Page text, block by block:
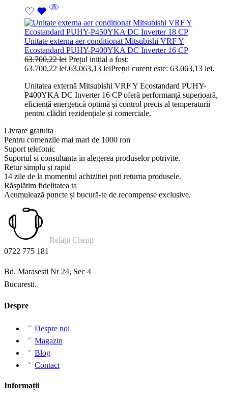
Unitate externa aer conditionat Mitsubishi VRF Y
Ecostandard PUHY-P400YKA DC Inverter 16 CP
63.700,22lei Prețul inițial a fost:
63.700,22 lei.63.063,13 leiPrețul curent este: 63.063,13 lei.
Unitatea externă Mitsubishi VRF Y Ecostandard PUHY-
P400YKA DC Inverter 16 CP oferă performanță superioară,
eficiență energetică optimă și control precis al temperaturii
pentru clădiri rezidențiale și comerciale.
Livrare gratuita
Pentru comenzile mai mari de 1000 ron
Suport telefonic
Suportul si consultanta in alegerea produselor potrivite.
Retur simplu și rapid
14 zile de la momentul achizitiei poti returna produsele.
Răsplătim fidelitatea ta
Acumulează puncte și bucură-te de recompense exclusive.
Relații Clienți
0722 775 181
Bd. Marasesti Nr 24, Sec 4
Bucuresti.
Despre
Despre noi
Magazin
Blog
Contact
Informații